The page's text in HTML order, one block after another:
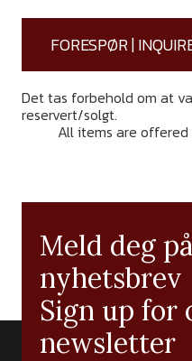
FORESPØR |
Det tas forbehold om at
reservert/solgt.
All items are
Meld deg
nyhetsbrev
Sign up for
newsletter